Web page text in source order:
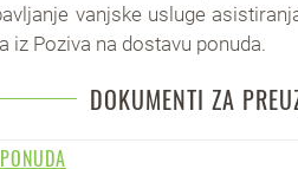
vanjske usluge
iz Poziva na dostavu ponuda.
DOKUMENTI ZA